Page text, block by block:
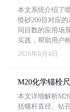
本文系统介绍了
喷砂200目对应
同目数的应用场
实践，帮助用户
2026年8月4日
M20化学锚栓
本文详细解析
括螺杆直径、钻